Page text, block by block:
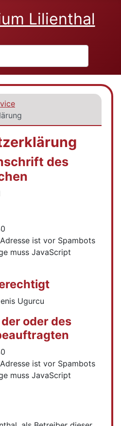
des
ist vor Spambots
muss JavaScript
Ugurcu
oder des
ist vor Spambots
muss JavaScript